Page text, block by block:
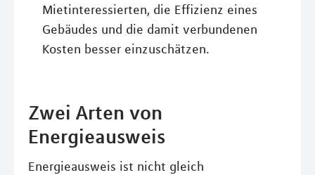
Mietinteressierten, die Effizienz eines
Gebäudes und die damit verbundenen
Kosten besser einzuschätzen.
Zwei Arten von
Energieausweis
Energieausweis ist nicht gleich